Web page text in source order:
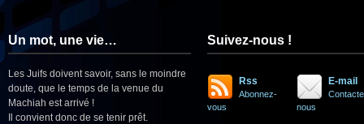
Un mot, une vie…
Les Juifs doivent savoir, sans le moindre
doute, que le temps de la venue du
Machiah est arrivé !
Il convient donc de se tenir prêt.
Suivez-nous !
Rss
Abonnez-
vous
E-mail
nous